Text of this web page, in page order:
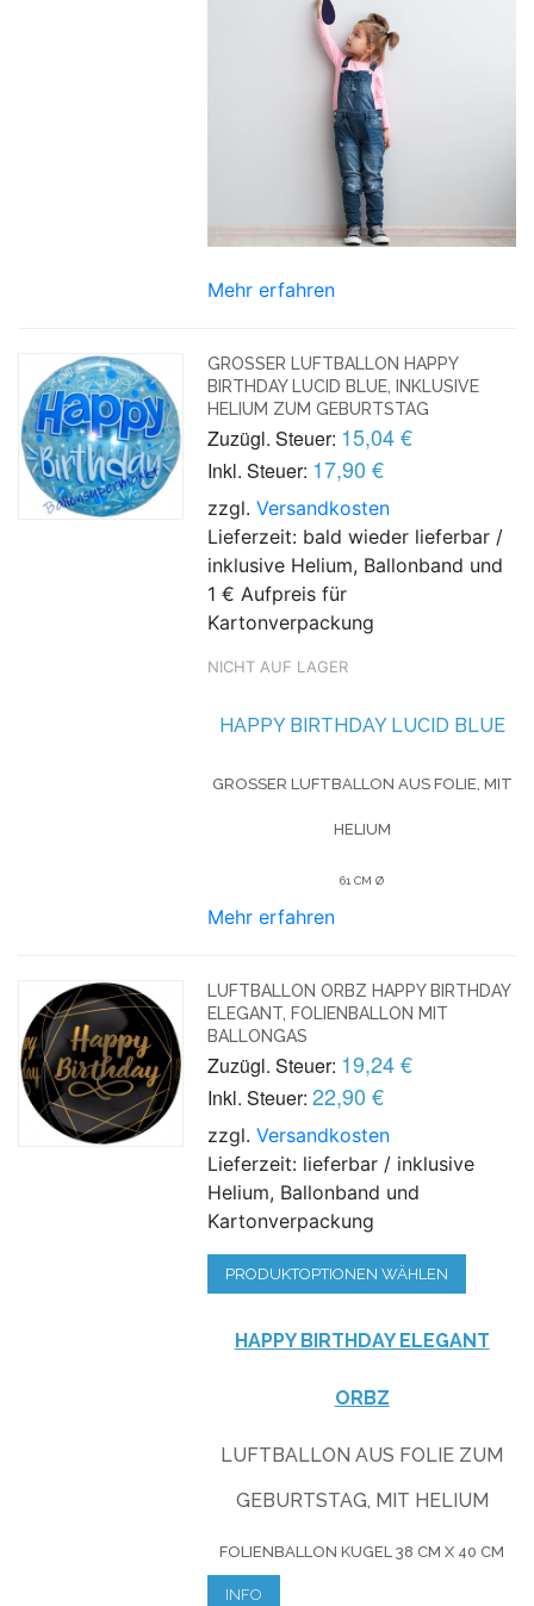
Mehr erfahren
GROSSER LUFTBALLON HAPPY B
IRTHDAY LUCID BLUE, INKLUSIVE H
ELIUM ZUM GEBURTSTAG
Zuzügl. Steuer: 15,04 €
Inkl. Steuer: 17,90 €
zzgl.Versandkosten
Lieferzeit: bald wieder lieferbar /
inklusive Helium, Ballonband und
1 € Aufpreis für
Kartonverpackung
NICHT AUF LAGER
HAPPY BIRTHDAY LUCID BLUE
GROSSER LUFTBALLON AUS FOLIE, MIT H
ELIUM
61 CM Ø
Mehr erfahren
LUFTBALLON ORBZ HAPPY BIRTHDAY
ELEGANT, FOLIENBALLON MIT
BALLONGAS
Zuzügl. Steuer: 19,24 €
Inkl. Steuer: 22,90 €
zzgl.Versandkosten
Lieferzeit: lieferbar / inklusive
Helium, Ballonband und
Kartonverpackung
PRODUKTOPTIONEN WÄHLEN
HAPPY BIRTHDAY ELEGANT
ORBZ
LUFTBALLON AUS FOLIE ZUM
GEBURTSTAG, MIT HELIUM
FOLIENBALLON KUGEL 38 CM X 40 CM
INFO